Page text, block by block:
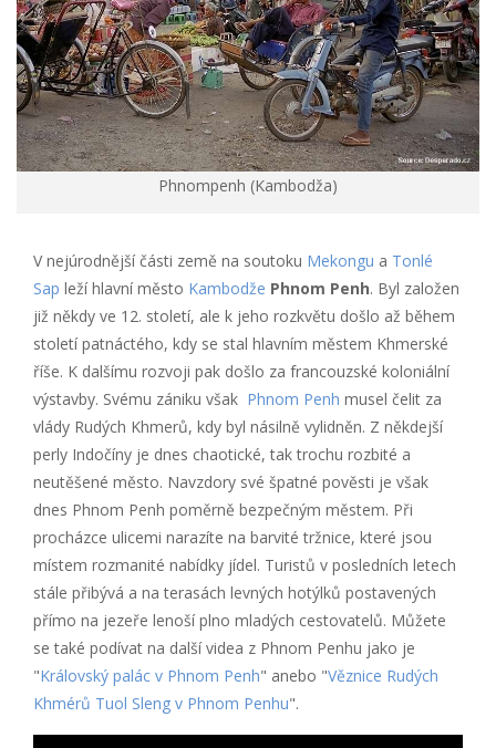
Phnompenh (Kambodža)
V nejúrodnější části země na soutoku Mekongu a Tonlé
Sap leží hlavní město Kambodže Phnom Penh. Byl založen
již někdy ve 12. století, ale k jeho rozkvětu došlo až během
století patnáctého, kdy se stal hlavním městem Khmerské
říše. K dalšímu rozvoji pak došlo za francouzské koloniální
výstavby. Svému zániku však Phnom Penh musel čelit za
vlády Rudých Khmerů, kdy byl násilně vylidněn. Z někdejší
perly Indočíny je dnes chaotické, tak trochu rozbité a
neutěšené město. Navzdory své špatné pověsti je však
dnes Phnom Penh poměrně bezpečným městem. Při
procházce ulicemi narazíte na barvité tržnice, které jsou
místem rozmanité nabídky jídel. Turistů v posledních letech
stále přibývá a na terasách levných hotýlků postavených
přímo na jezeře lenoší plno mladých cestovatelů. Můžete
se také podívat na další videa z Phnom Penhu jako je
"Královský palác v Phnom Penh" anebo "Věznice Rudých
Khmérů Tuol Sleng v Phnom Penhu".